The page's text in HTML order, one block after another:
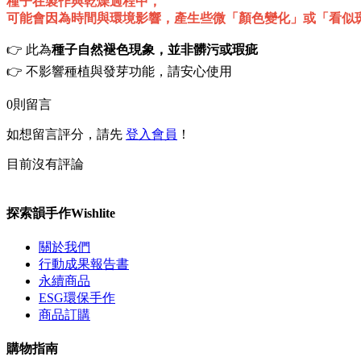
可能會因為時間與環境影響，產生些微「顏色變化」或「看似
👉 此為種子自然褪色現象，並非髒污或瑕疵
👉 不影響種植與發芽功能，請安心使用
0則留言
如想留言評分，請先 登入會員 ！
目前沒有評論
探索韻手作Wishlite
關於我們
行動成果報告書
永續商品
ESG環保手作
商品訂購
購物指南